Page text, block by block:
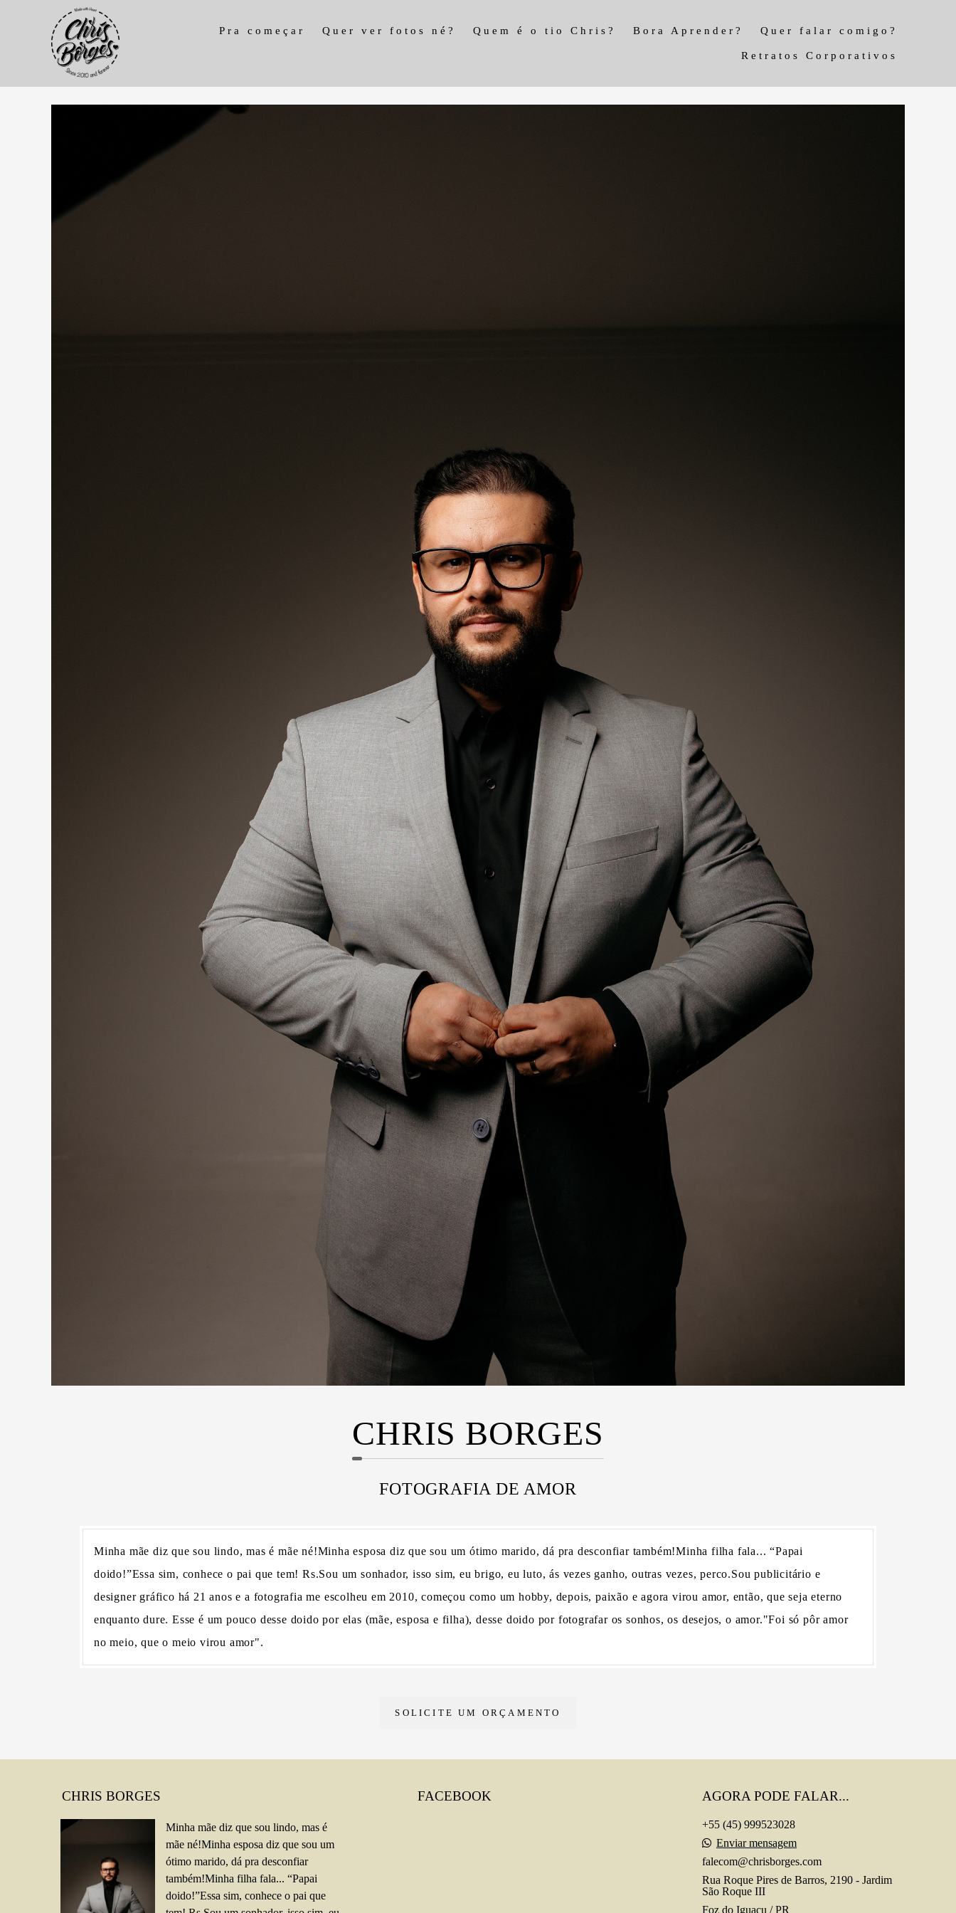
Pra começar Quer ver fotos né? Quem é o tio Chris? Bora Aprender? Quer falar comigo?
Retratos Corporativos
CHRIS BORGES
FOTOGRAFIA DE AMOR
Minha mãe diz que sou lindo, mas é mãe né!Minha esposa diz que sou um ótimo marido, dá pra desconfiar também!Minha filha fala... “Papai
doido!”Essa sim, conhece o pai que tem! Rs.Sou um sonhador, isso sim, eu brigo, eu luto, ás vezes ganho, outras vezes, perco.Sou publicitário e
designer gráfico há 21 anos e a fotografia me escolheu em 2010, começou como um hobby, depois, paixão e agora virou amor, então, que seja eterno
enquanto dure. Esse é um pouco desse doido por elas (mãe, esposa e filha), desse doido por fotografar os sonhos, os desejos, o amor."Foi só pôr amor
no meio, que o meio virou amor".
SOLICITE UM ORÇAMENTO
CHRIS BORGES
Minha mãe diz que sou lindo, mas é
mãe né!Minha esposa diz que sou um
ótimo marido, dá pra desconfiar
também!Minha filha fala... “Papai
doido!”Essa sim, conhece o pai que
FACEBOOK AGORA PODE FALAR...
+55 (45) 999523028
Enviar mensagem
falecom@chrisborges.com
Rua Roque Pires de Barros, 2190 - Jardim
São Roque III
Foz do Iguaçu / PR